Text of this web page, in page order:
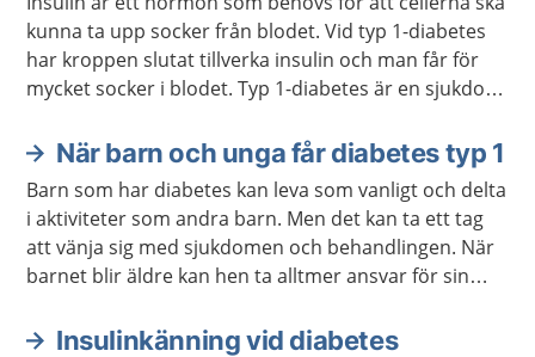
kunna ta upp socker från blodet. Vid typ 1-diabetes
har kroppen slutat tillverka insulin och man får för
mycket socker i blodet. Typ 1-diabetes är en sjukdom
insulin och kontrollera blodsockret regelbundet.
När barn och unga får diabetes typ 1
Barn som har diabetes kan leva som vanligt och delta
i aktiviteter som andra barn. Men det kan ta ett tag
att vänja sig med sjukdomen och behandlingen. När
barnet blir äldre kan hen ta alltmer ansvar för sin
Insulinkänning vid diabetes